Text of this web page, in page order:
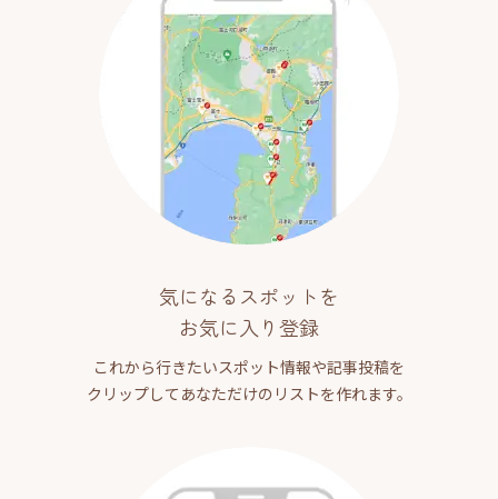
気になるスポットを
お気に入り登録
これから行きたいスポット情報や記事投稿を
クリップしてあなただけのリストを作れます。